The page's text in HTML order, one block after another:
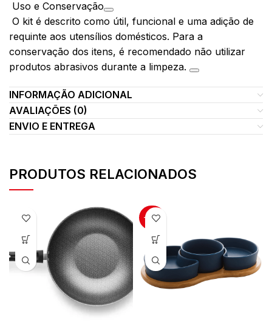
Uso e Conservação
O kit é descrito como útil, funcional e uma adição de
requinte aos utensílios domésticos. Para a
conservação dos itens, é recomendado não utilizar
produtos abrasivos durante a limpeza.
INFORMAÇÃO ADICIONAL
AVALIAÇÕES (0)
ENVIO E ENTREGA
PRODUTOS RELACIONADOS
-50%